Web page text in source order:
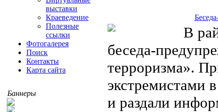
выставки
Краеведение
Полезные
ссылки
Фотогалерея
Поиск
Контакты
Карта сайта
Баннеры
В
беседа-
терроризма».
экстремистами
и раздали